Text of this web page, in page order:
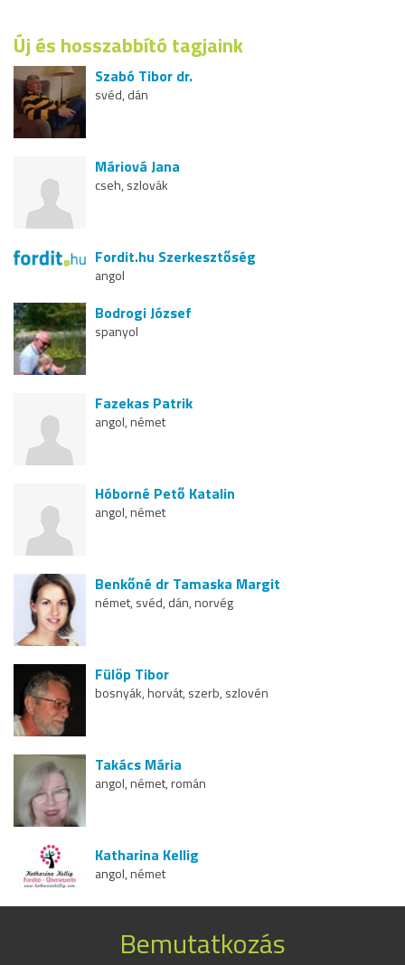
Új és hosszabbító tagjaink
Szabó Tibor dr.
svéd, dán
Máriová Jana
cseh, szlovák
Fordit.hu Szerkesztőség
angol
Bodrogi József
spanyol
Fazekas Patrik
angol, német
Hóborné Pető Katalin
angol, német
Benkőné dr Tamaska Margit
német, svéd, dán, norvég
Fülöp Tibor
bosnyák, horvát, szerb, szlovén
Takács Mária
angol, német, román
Katharina Kellig
angol, német
Bemutatkozás